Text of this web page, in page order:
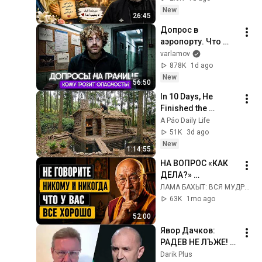
26:45
New
56:50
Допрос в
аэропорту. Что
спрашивает ФСБ? |
Уголовные дела за
донаты,
и Навальному
varlamov
878K
1d ago
New
1:14:55
In 10 Days, He
Finished the
CHEAPEST HOUSE in
the Forest Using
Simple Bushcraft
A Páo Daily Life
51K
3d ago
New
52:00
НА ВОПРОС «КАК
ДЕЛА?»
СУЩЕСТВУЕТ
ЛИШЬ ОДИН
ОТНИМАЮТ У ВАС
ЖИЗНЕННЫЕ
СИЛЫ.
ЛАМА БАХЫТ: ВСЯ МУДРОСТЬ ВОСТОКА
63K
1mo ago
Явор Дачков:
РАДЕВ НЕ ЛЪЖЕ!
Само раздухват
Darik Plus